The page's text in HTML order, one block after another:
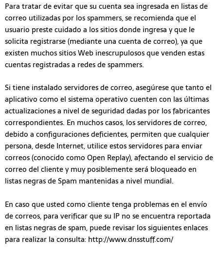
Para tratar de evitar que su cuenta sea ingresada en listas de
correo utilizadas por los spammers, se recomienda que el
usuario preste cuidado a los sitios donde ingresa y que le
solicita registrarse (mediante una cuenta de correo), ya que
existen muchos sitios Web inescrupulosos que venden estas
cuentas registradas a redes de spammers.
Si tiene instalado servidores de correo, asegúrese que tanto el
aplicativo como el sistema operativo cuenten con las últimas
actualizaciones a nivel de seguridad dadas por los fabricantes
correspondientes. En muchos casos, los servidores de correo,
debido a configuraciones deficientes, permiten que cualquier
persona, desde Internet, utilice estos servidores para enviar
correos (conocido como Open Replay), afectando el servicio de
correo del cliente y muy posiblemente será bloqueado en
listas negras de Spam mantenidas a nivel mundial.
En caso que usted como cliente tenga problemas en el envío
de correos, para verificar que su IP no se encuentra reportada
en listas negras de spam, puede revisar los siguientes enlaces
para realizar la consulta: http://www.dnsstuff.com/